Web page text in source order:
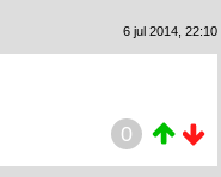
6 jul 2014, 22:10
0